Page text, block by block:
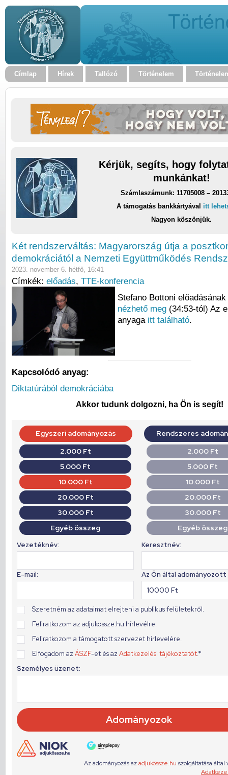
Címlap Hírek Tallózó Történelem
Kérjük, segíts, hogy
munkánkat!
Számlaszámunk: 11705008 –
A támogatás bankkártyával itt
Nagyon köszönjük.
Két rendszerváltás: Magyarország útja a
demokráciától a Nemzeti Együttműködés
2023. november 6. hétfő, 16:41
Címkék: előadás, TTE-konferencia
Stefano Bottoni
nézhető meg (34:53-tól) Az
anyaga itt található.
Kapcsolódó anyag:
Diktatúrából demokráciába
Akkor tudunk dolgozni, ha Ön is segít!